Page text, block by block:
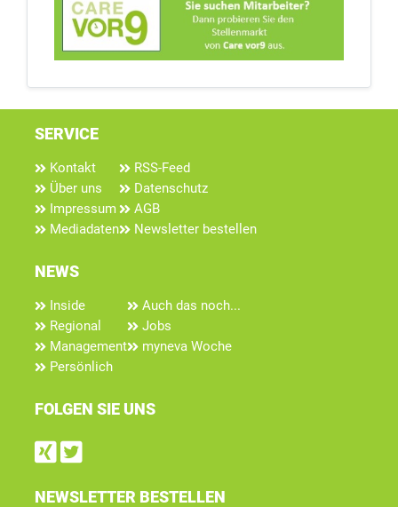
SERVICE
Kontakt
Über uns
Impressum
Mediadaten
RSS-Feed
Datenschutz
AGB
Newsletter bestellen
NEWS
Inside
Regional
Management
Persönlich
Auch das noch...
Jobs
myneva Woche
FOLGEN SIE UNS
Find us on Xing
Follow us on Twitter
NEWSLETTER BESTELLEN